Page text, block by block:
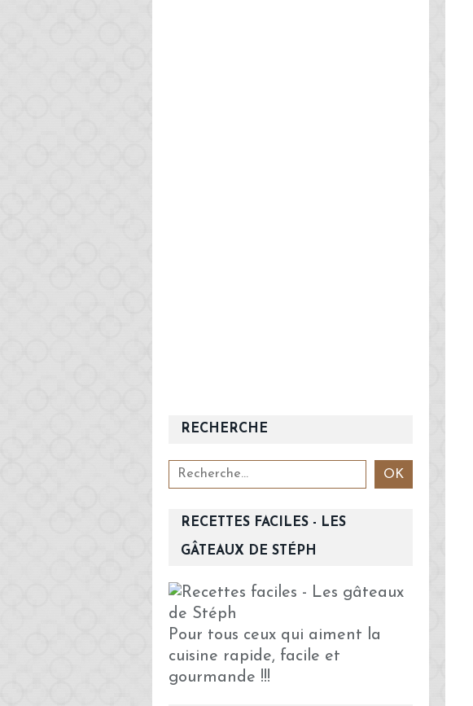
RECHERCHE
RECETTES FACILES - LES
GÂTEAUX DE STÉPH
Pour tous ceux qui aiment la
cuisine rapide, facile et
gourmande !!!